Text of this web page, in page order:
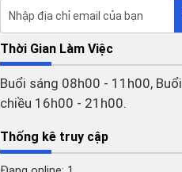
Thời Gian Làm Việc
Buổi sáng 08h00 - 11h00, Buổi
chiều 16h00 - 21h00.
Thống kê truy cập